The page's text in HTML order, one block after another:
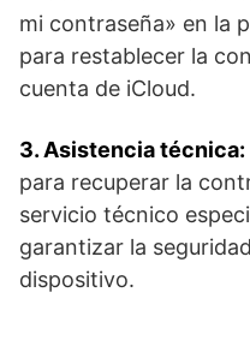
mi contraseña» ⁢en la
para restablecer la
cuenta de iCloud.
3. Asistencia técnica:
⁢para recuperar la
servicio técnico
garantizar la
dispositivo.